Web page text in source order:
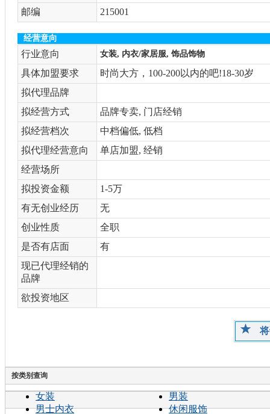
邮编
215001
经营意向
行业意向 女装, 内衣/家居服, 饰品饰物
具体加盟要求
时尚大方，100-200以内的吧!18-30岁
拟代理品牌
拟经营方式
品牌专卖, 门店经销
拟经营档次
中档偏低, 低档
拟代理经营意向
单店加盟, 经销
经营场所
拟投资金额
1-5万
有无创业经历
无
创业性质
全职
是否有店面
有
现已代理经销的
品牌
欲投资地区
按类别查询
女装
男装
男士内衣
休闲服饰